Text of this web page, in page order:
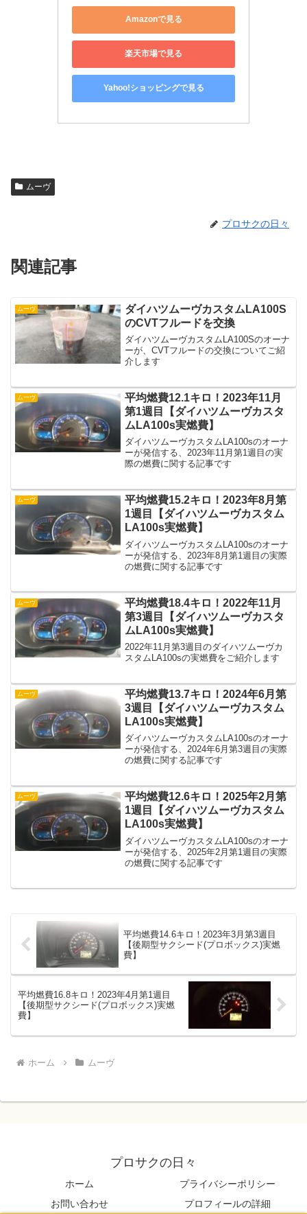
Amazonで見る
楽天市場で見る
Yahoo!ショッピングで見る
ムーヴ
プロサクの日々
関連記事
ムーヴ
ダイハツムーヴカスタムLA100S
のCVTフルードを交換
ダイハツムーヴカスタムLA100Sのオーナ
ーが、CVTフルードの交換についてご紹
介します
ムーヴ
平均燃費12.1キロ！2023年11月
第1週目【ダイハツムーヴカスタ
ムLA100s実燃費】
ダイハツムーヴカスタムLA100sのオーナ
ーが発信する、2023年11月第1週目の実
際の燃費に関する記事です
ムーヴ
平均燃費15.2キロ！2023年8月第
1週目【ダイハツムーヴカスタム
LA100s実燃費】
ダイハツムーヴカスタムLA100sのオーナ
ーが発信する、2023年8月第1週目の実際
の燃費に関する記事です
ムーヴ
平均燃費18.4キロ！2022年11月
第3週目【ダイハツムーヴカスタ
ムLA100s実燃費】
2022年11月第3週目のダイハツムーヴカ
スタムLA100sの実燃費をご紹介します
ムーヴ
平均燃費13.7キロ！2024年6月第
3週目【ダイハツムーヴカスタム
LA100s実燃費】
ダイハツムーヴカスタムLA100sのオーナ
ーが発信する、2024年6月第3週目の実際
の燃費に関する記事です
ムーヴ
平均燃費12.6キロ！2025年2月第
1週目【ダイハツムーヴカスタム
LA100s実燃費】
ダイハツムーヴカスタムLA100sのオーナ
ーが発信する、2025年2月第1週目の実際
の燃費に関する記事です
平均燃費14.6キロ！2023年3月第3週目
【後期型サクシード(プロボックス)実燃
費】
平均燃費16.8キロ！2023年4月第1週目
【後期型サクシード(プロボックス)実燃
費】
ホーム ムーヴ
プロサクの日々
ホーム
プライバシーポリシー
お問い合わせ
プロフィールの詳細